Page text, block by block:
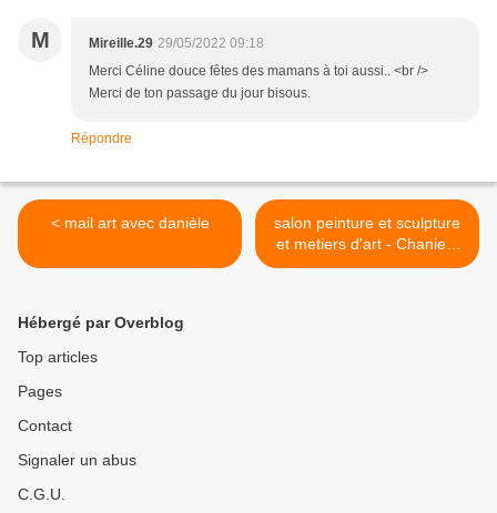
M Mireille.29 29/05/2022 09:18
Merci Céline douce fêtes des mamans à toi aussi.. <br />
Merci de ton passage du jour bisous.
Répondre
< mail art avec danièle
salon peinture et sculpture
et metiers d'art - Chaniers
(17) >
Hébergé par Overblog
Top articles
Pages
Contact
Signaler un abus
C.G.U.